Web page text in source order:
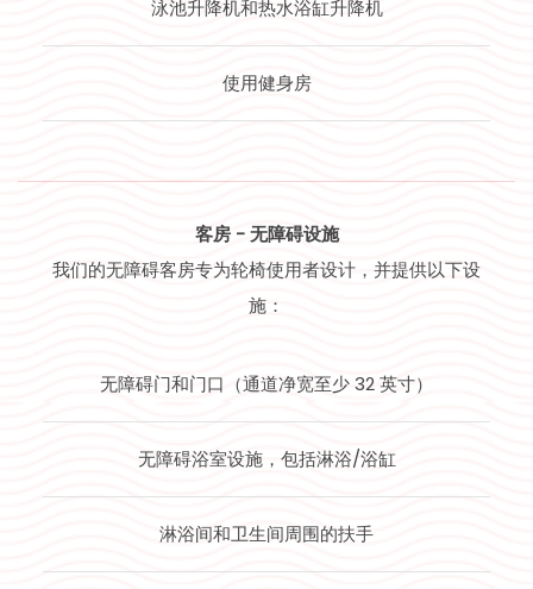
泳池升降机和热水浴缸升降机
使用健身房
客房 - 无障碍设施
我们的无障碍客房专为轮椅使用者设计，并提供以下设
施：
无障碍门和门口（通道净宽至少 32 英寸）
无障碍浴室设施，包括淋浴/浴缸
淋浴间和卫生间周围的扶手